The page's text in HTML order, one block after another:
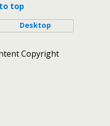
top
Desktop
Copyright